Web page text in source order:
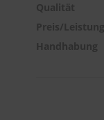
Qualität
Preis/Leistung
Handhabung